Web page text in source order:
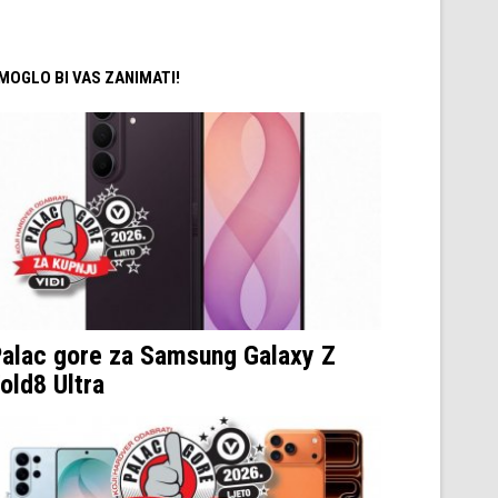
BI VAS ZANIMATI!
gore za Samsung Galaxy Z
Ultra